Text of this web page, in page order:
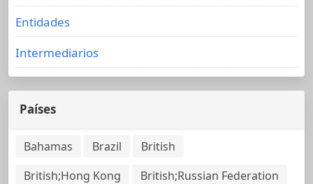
Entidades
Intermediarios
Países
Bahamas Brazil
British
British;Hong Kong
British;Russian Federation